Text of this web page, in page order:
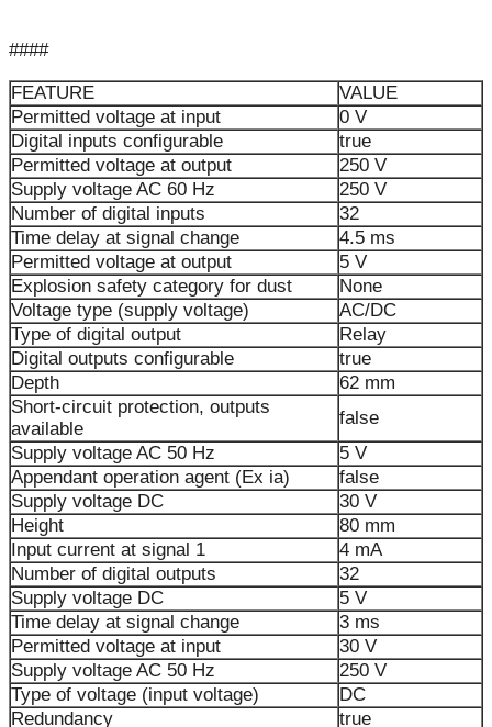
####
FEATURE
VALUE
Permitted voltage at input
0 V
Digital inputs configurable
true
Permitted voltage at output
250 V
Supply voltage AC 60 Hz
250 V
Number of digital inputs
32
Time delay at signal change
4.5 ms
Permitted voltage at output
5 V
Explosion safety category for dust
None
Voltage type (supply voltage)
AC/DC
Type of digital output
Relay
Digital outputs configurable
true
Depth
62 mm
Short-circuit protection, outputs
available
false
Supply voltage AC 50 Hz
5 V
Appendant operation agent (Ex ia)
false
Supply voltage DC
30 V
Height
80 mm
Input current at signal 1
4 mA
Number of digital outputs
32
Supply voltage DC
5 V
Time delay at signal change
3 ms
Permitted voltage at input
30 V
Supply voltage AC 50 Hz
250 V
Type of voltage (input voltage)
DC
Redundancy
true